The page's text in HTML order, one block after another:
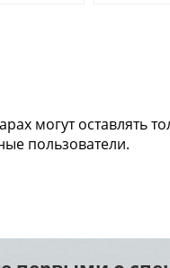
могут оставлять
пользователи.